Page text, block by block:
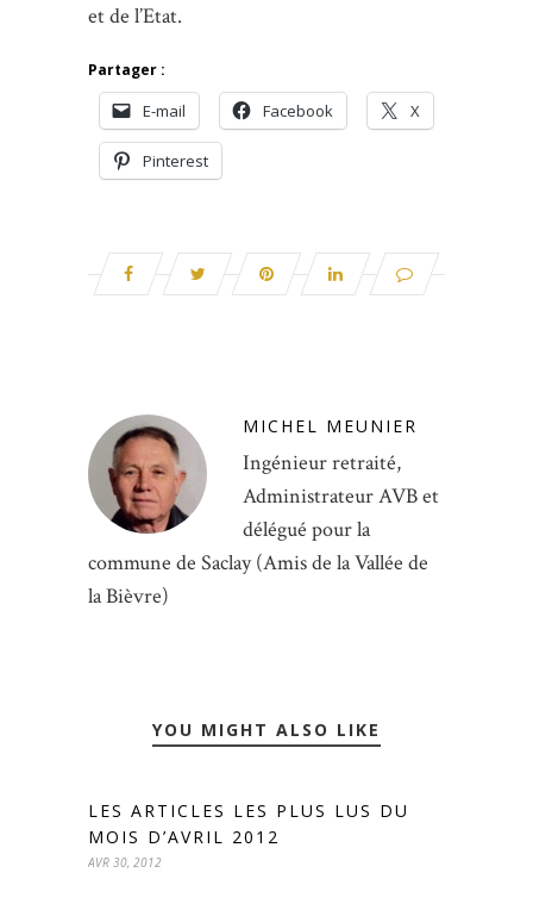
et de l’Etat.
Partager :
E-mail Facebook X
Pinterest
MICHEL MEUNIER
Ingénieur retraité,
Administrateur AVB et
délégué pour la
commune de Saclay (Amis de la Vallée de
la Bièvre)
YOU MIGHT ALSO LIKE
LES ARTICLES LES PLUS LUS DU
MOIS D’AVRIL 2012
AVR 30, 2012